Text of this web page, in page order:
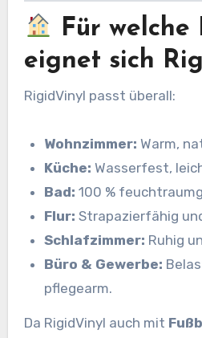
Für welche
eignet sich
RigidVinyl passt überall:
Wohnzimmer: Warm,
Küche: Wasserfest,
Bad: 100 %
Flur: Strapazierfähig
Schlafzimmer: Ruhig
Büro & Gewerbe:
pflegearm.
Da RigidVinyl auch mit